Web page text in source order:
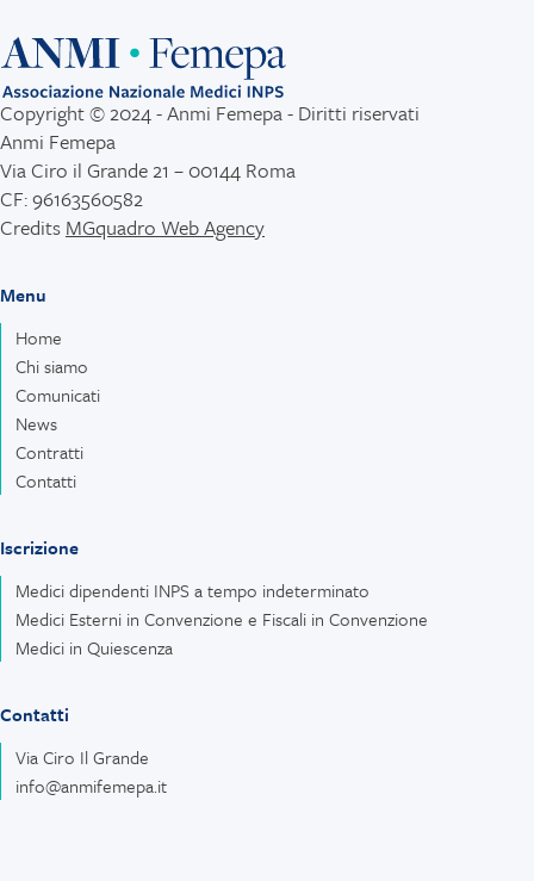
Copyright © 2024 - Anmi Femepa - Diritti riservati
Anmi Femepa
Via Ciro il Grande 21 – 00144 Roma
CF: 96163560582
Credits MGquadro Web Agency
Menu
Home
Chi siamo
Comunicati
News
Contratti
Contatti
Iscrizione
Medici dipendenti INPS a tempo indeterminato
Medici Esterni in Convenzione e Fiscali in Convenzione
Medici in Quiescenza
Contatti
Via Ciro Il Grande
info@anmifemepa.it